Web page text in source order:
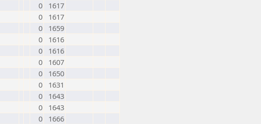
0
1617
0
1617
0
1659
0
1616
0
1616
0
1607
0
1650
0
1631
0
1643
0
1643
0
1666